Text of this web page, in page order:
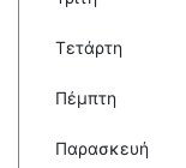
Τετάρτη
Πέμπτη
Παρασκευή